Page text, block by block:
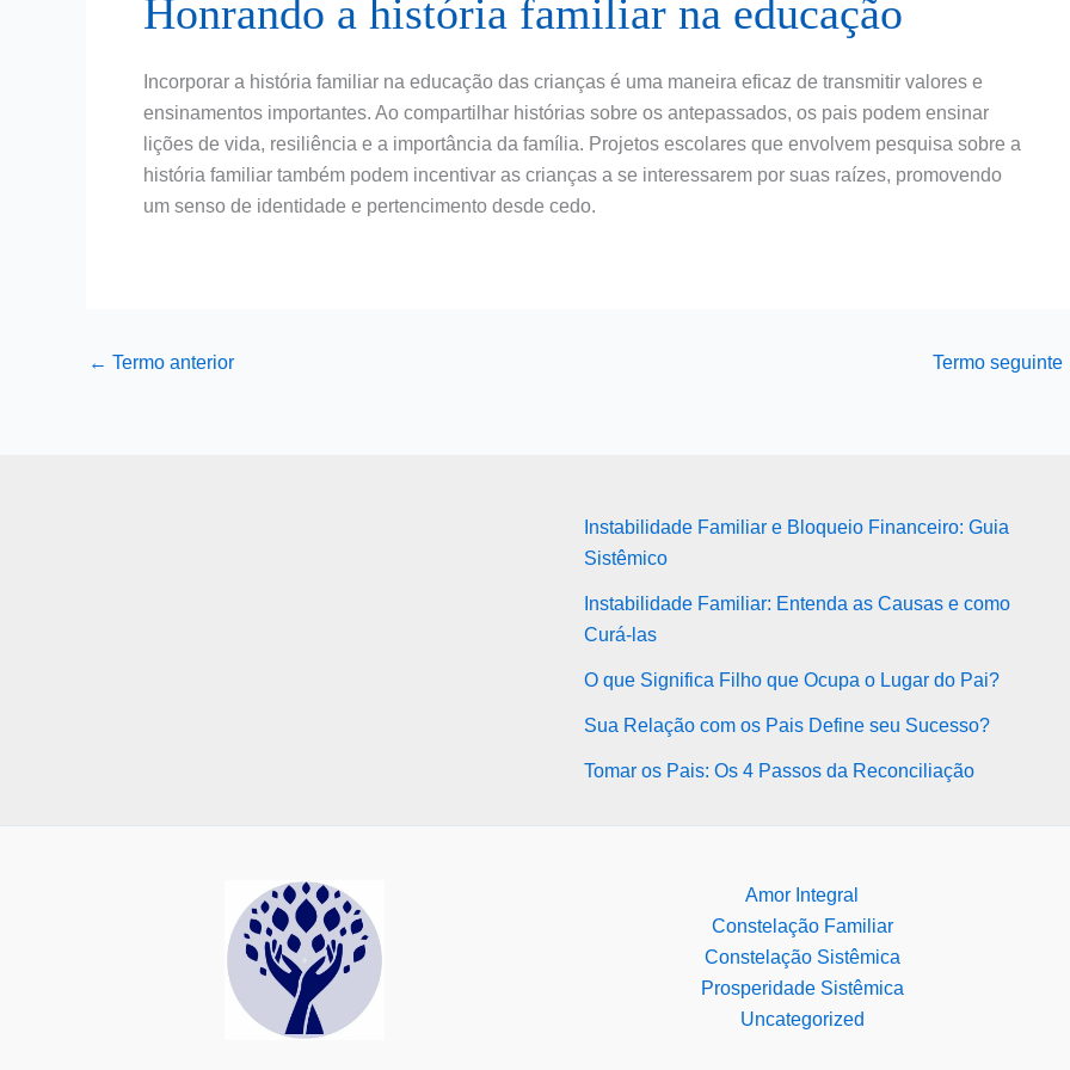
Honrando a história familiar na educação
Incorporar a história familiar na educação das crianças é uma maneira eficaz de transmitir valores e
ensinamentos importantes. Ao compartilhar histórias sobre os antepassados, os pais podem ensinar
lições de vida, resiliência e a importância da família. Projetos escolares que envolvem pesquisa sobre a
história familiar também podem incentivar as crianças a se interessarem por suas raízes, promovendo
um senso de identidade e pertencimento desde cedo.
← Termo anterior Termo seguinte
Instabilidade Familiar e Bloqueio Financeiro: Guia
Sistêmico
Instabilidade Familiar: Entenda as Causas e como
Curá-las
O que Significa Filho que Ocupa o Lugar do Pai?
Sua Relação com os Pais Define seu Sucesso?
Tomar os Pais: Os 4 Passos da Reconciliação
Amor Integral
Constelação Familiar
Constelação Sistêmica
Prosperidade Sistêmica
Uncategorized